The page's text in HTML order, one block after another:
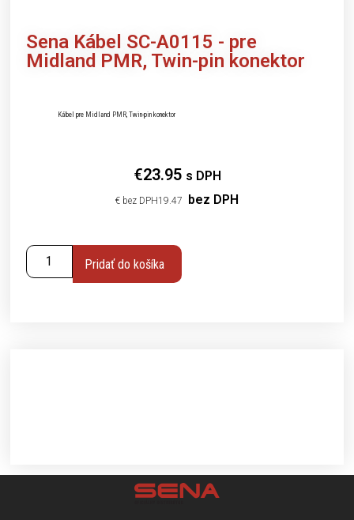
Sena Kábel SC-A0115 - pre
Midland PMR, Twin-pin konektor
Kábel pre Midland PMR, Twin-pin konektor
€23.95 s DPH
€ 19.47 bez DPH
Pridať do košíka